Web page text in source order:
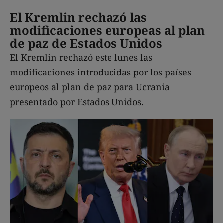
El Kremlin rechazó las
modificaciones europeas al plan
de paz de Estados Unidos
El Kremlin rechazó este lunes las
modificaciones introducidas por los países
europeos al plan de paz para Ucrania
presentado por Estados Unidos.